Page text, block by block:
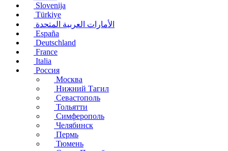
Slovenija
Türkiye
الأمارات العربية المتحدة
España
Deutschland
France
Italia
Россия
Москва
Нижний Тагил
Севастополь
Тольятти
Симферополь
Челябинск
Пермь
Тюмень